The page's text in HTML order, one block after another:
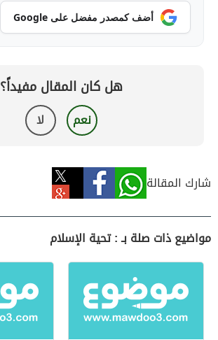
أضف كمصدر مفضل على Google
هل كان المقال مفيداً؟
نعم لا
شارك المقالة
مواضيع ذات صلة بـ : تحية الإسلام